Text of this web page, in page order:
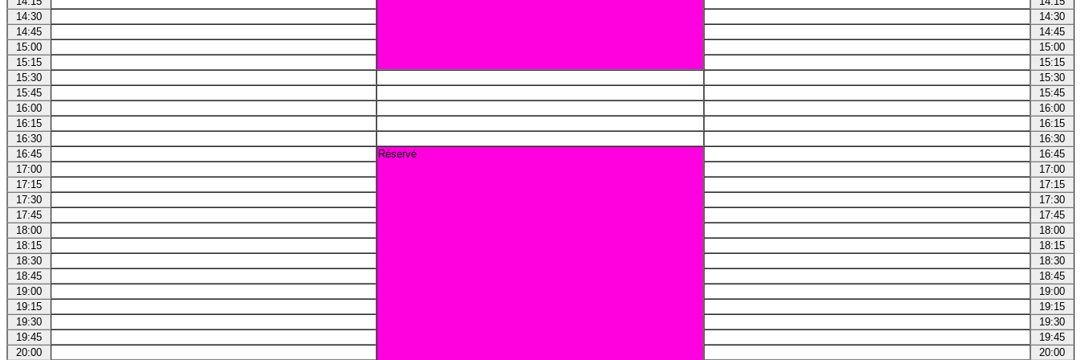
14:30
14:30
14:45
14:45
15:00
15:00
15:15
15:15
15:30
15:30
15:45
15:45
16:00
16:00
16:15
16:15
16:30
16:30
16:45
Réservé
16:45
17:00
17:00
17:15
17:15
17:30
17:30
17:45
17:45
18:00
18:00
18:15
18:15
18:30
18:30
18:45
18:45
19:00
19:00
19:15
19:15
19:30
19:30
19:45
19:45
20:00
20:00